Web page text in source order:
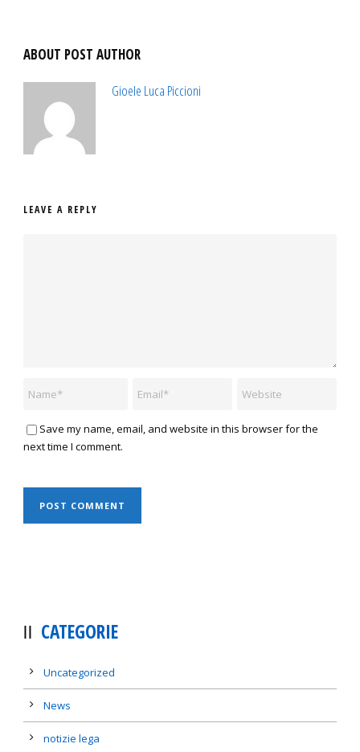
ABOUT POST AUTHOR
Gioele Luca Piccioni
LEAVE A REPLY
Save my name, email, and website in this browser for the
next time I comment.
CATEGORIE
Uncategorized
News
notizie lega